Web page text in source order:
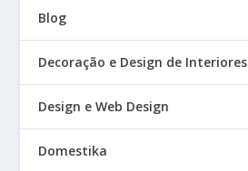
Blog
Decoração e Design de Interiores
Design e Web Design
Domestika